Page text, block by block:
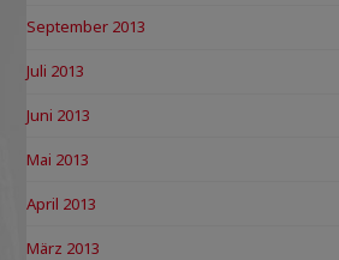
September 2013
Juli 2013
Juni 2013
Mai 2013
April 2013
März 2013